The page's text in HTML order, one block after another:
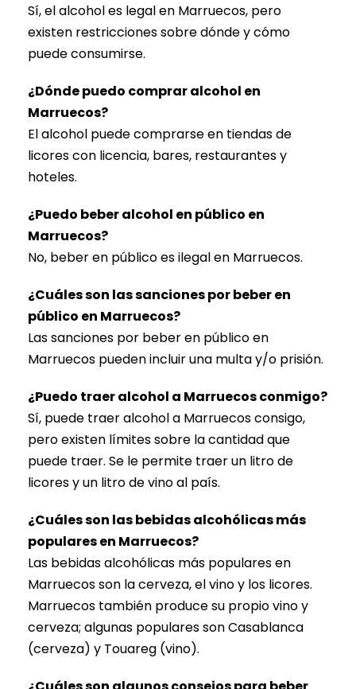
Sí, el alcohol es legal en Marruecos, pero
existen restricciones sobre dónde y cómo
puede consumirse.
¿Dónde puedo comprar alcohol en
Marruecos?
El alcohol puede comprarse en tiendas de
licores con licencia, bares, restaurantes y
hoteles.
¿Puedo beber alcohol en público en
Marruecos?
No, beber en público es ilegal en Marruecos.
¿Cuáles son las sanciones por beber en
público en Marruecos?
Las sanciones por beber en público en
Marruecos pueden incluir una multa y/o prisión.
¿Puedo traer alcohol a Marruecos conmigo?
Sí, puede traer alcohol a Marruecos consigo,
pero existen límites sobre la cantidad que
puede traer. Se le permite traer un litro de
licores y un litro de vino al país.
¿Cuáles son las bebidas alcohólicas más
populares en Marruecos?
Las bebidas alcohólicas más populares en
Marruecos son la cerveza, el vino y los licores.
Marruecos también produce su propio vino y
cerveza; algunas populares son Casablanca
(cerveza) y Touareg (vino).